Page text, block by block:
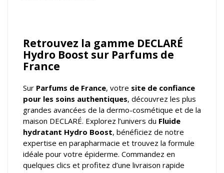
Retrouvez la gamme DECLARÉ
Hydro Boost sur Parfums de
France
Sur Parfums de France, votre site de confiance
pour les soins authentiques, découvrez les plus
grandes avancées de la dermo-cosmétique et de la
maison DECLARÉ. Explorez l’univers du Fluide
hydratant Hydro Boost, bénéficiez de notre
expertise en parapharmacie et trouvez la formule
idéale pour votre épiderme. Commandez en
quelques clics et profitez d’une livraison rapide